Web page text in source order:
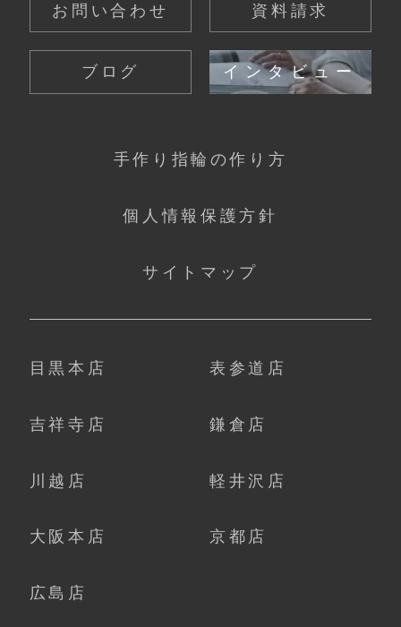
お問い合わせ 資料請求
ブログ インタビュー
手作り指輪の作り方
個人情報保護方針
サイトマップ
目黒本店 表参道店
吉祥寺店 鎌倉店
川越店 軽井沢店
大阪本店 京都店
広島店